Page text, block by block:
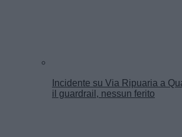
Incidente su Via Ripuaria a
il guardrail, nessun ferito